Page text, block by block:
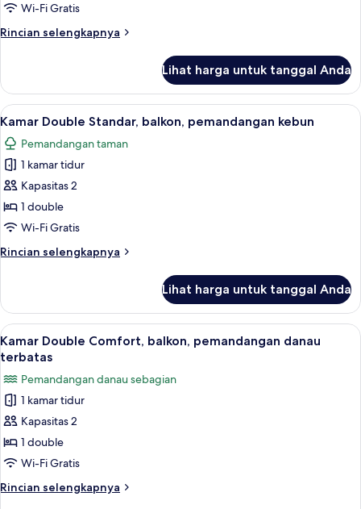
Standar
Wi-Fi Gratis
Rincian selengkapnya
Rincian
Kamar
Double
Standar
Lihat harga untuk tanggal Anda
Lihat
semua
foto
untuk
Kamar
Double
Standar,
pemandangan
Kamar Double Standar, balkon,
16
Kamar Double Standar, balkon, pemandangan kebun
Pemandangan taman
1 kamar tidur
Kapasitas 2
1 double
Wi-Fi Gratis
Rincian selengkapnya
Rincian
Kamar
Double
Standar,
balkon,
kebun
Lihat harga untuk tanggal Anda
Lihat
semua
untuk
Kamar
Double
Comfort,
balkon,
pemandangan
danau
Kamar Double Comfort, balkon,
17
Kamar Double Comfort, balkon, pemandangan danau
terbatas
Pemandangan danau sebagian
1 kamar tidur
Kapasitas 2
1 double
Wi-Fi Gratis
Rincian selengkapnya
Rincian